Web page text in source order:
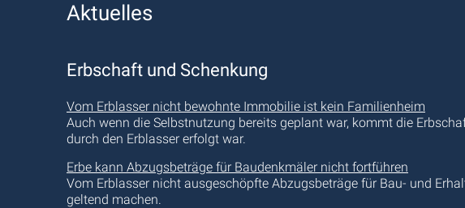
Aktuelles
Erbschaft und Schenkung
Vom Erblasser nicht bewohnte Immobilie ist kein Familienheim
Auch wenn die Selbstnutzung bereits geplant war, kommt die
durch den Erblasser erfolgt war.
Erbe kann Abzugsbeträge für Baudenkmäler nicht fortführen
Vom Erblasser nicht ausgeschöpfte Abzugsbeträge für Bau- und
geltend machen.